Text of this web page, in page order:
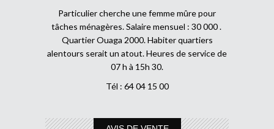
Particulier cherche une femme mûre pour
tâches ménagères. Salaire mensuel : 30 000 .
Quartier Ouaga 2000. Habiter quartiers
alentours serait un atout. Heures de service de
07 h à 15h 30.
Tél : 64 04 15 00